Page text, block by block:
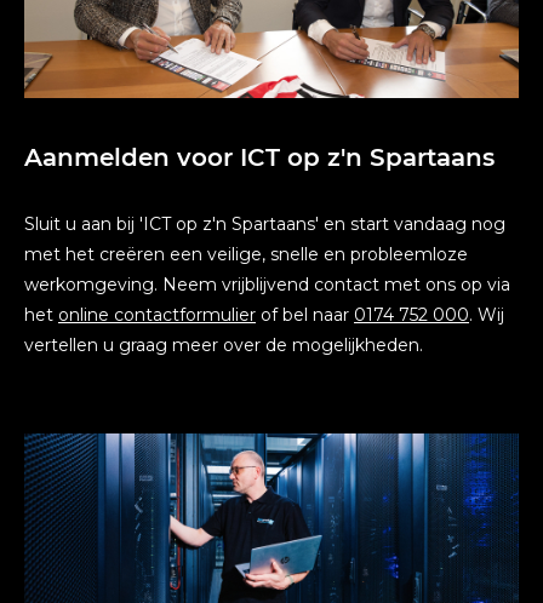
Aanmelden voor ICT op z'n Spartaans
Sluit u aan bij 'ICT op z'n Spartaans' en start vandaag nog
met het creëren een veilige, snelle en probleemloze
werkomgeving. Neem vrijblijvend contact met ons op via
het online contactformulier of bel naar 0174 752 000. Wij
vertellen u graag meer over de mogelijkheden.